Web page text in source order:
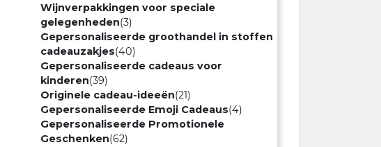
Wijnverpakkingen voor speciale
gelegenheden(3)
Gepersonaliseerde groothandel in stoffen
cadeauzakjes(40)
Gepersonaliseerde cadeaus voor
kinderen(39)
Originele cadeau-ideeën(21)
Gepersonaliseerde Emoji Cadeaus(4)
Gepersonaliseerde Promotionele
Geschenken(62)